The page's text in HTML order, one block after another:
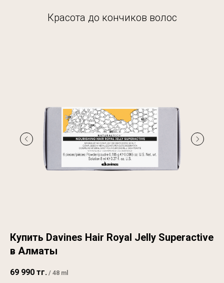
Красота до кончиков волос
Купить Davines Hair Royal Jelly Superactive
в Алматы
69 990 тг. / 48 ml